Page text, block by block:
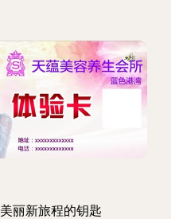
丽新旅程的钥匙